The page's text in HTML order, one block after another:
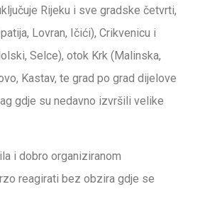
Rijeku i sve gradske četvrti,
Lovran, Ičići), Crikvenicu i
Selce), otok Krk (Malinska,
Kastav, te grad po grad dijelove
gdje su nedavno izvršili velike
i dobro organiziranom
reagirati bez obzira gdje se